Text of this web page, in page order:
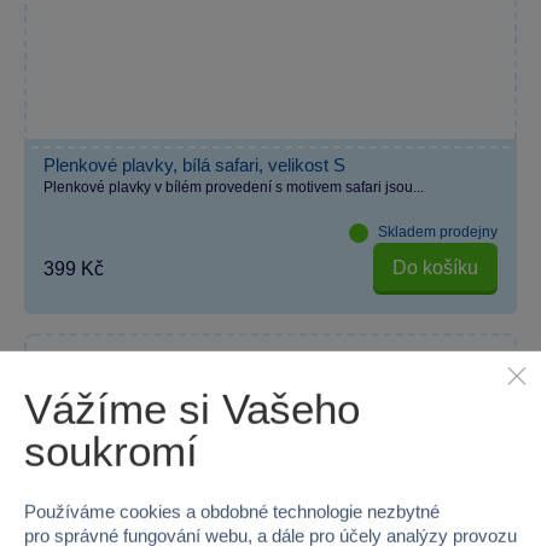
Plenkové plavky, bílá safari, velikost S
Plenkové plavky v bílém provedení s motivem safari jsou...
Skladem prodejny
399 Kč Do košíku
Vážíme si Vašeho
soukromí
Používáme cookies a obdobné technologie nezbytné
pro správné fungování webu, a dále pro účely analýzy provozu